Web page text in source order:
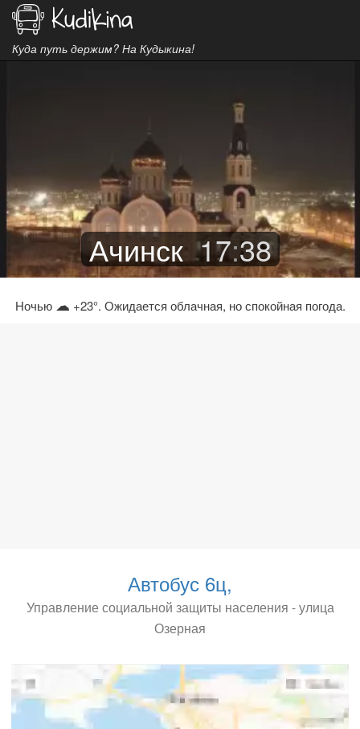
Куда путь держим? На Кудыкина!
Ачинск 17:38
Ночью ☁ +23°. Ожидается облачная, но спокойная погода.
Автобус 6ц,
Управление социальной защиты населения - улица
Озерная